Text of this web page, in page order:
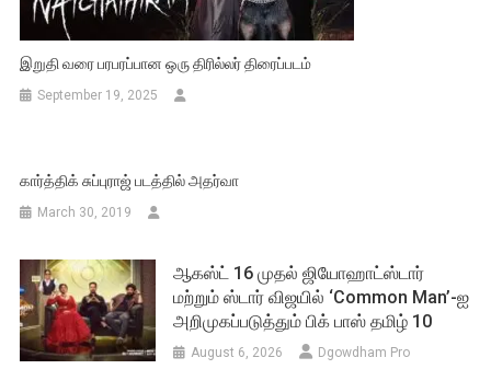
இறுதி வரை பரபரப்பான ஒரு திரில்லர் திரைப்படம்
September 19, 2025
கார்த்திக் சுப்புராஜ் படத்தில் அதர்வா
March 30, 2019
ஆகஸ்ட் 16 முதல் ஜியோஹாட்ஸ்டார்
மற்றும் ஸ்டார் விஜயில் ‘Common Man’-ஐ
அறிமுகப்படுத்தும் பிக் பாஸ் தமிழ் 10
August 6, 2026 Dgowdham Pro